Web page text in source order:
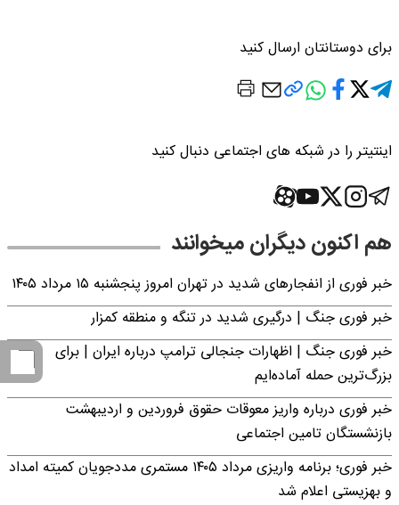
برای دوستانتان ارسال کنید
اینتیتر را در شبکه های اجتماعی دنبال کنید
هم اکنون دیگران میخوانند
خبر فوری از انفجارهای شدید در تهران امروز پنجشنبه ۱۵ مرداد ۱۴۰۵
خبر فوری جنگ | درگیری شدید در تنگه و منطقه کمزار
خبر فوری جنگ | اظهارات جنجالی ترامپ درباره ایران | برای
بزرگ‌ترین حمله آماده‌ایم
خبر فوری درباره واریز معوقات حقوق فروردین و اردیبهشت
بازنشستگان تامین اجتماعی
خبر فوری؛ برنامه واریزی مرداد ۱۴۰۵ مستمری مددجویان کمیته امداد
و بهزیستی اعلام شد